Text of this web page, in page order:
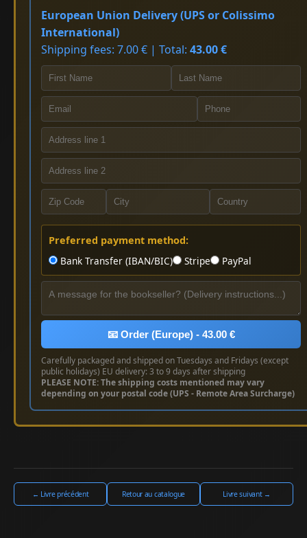
European Union Delivery (UPS or Colissimo
International)
Shipping fees: 7.00 € | Total: 43.00 €
Preferred payment method:
Bank Transfer (IBAN/BIC)
Stripe PayPal
📧 Order (Europe) - 43.00 €
Carefully packaged and shipped on Tuesdays and Fridays (except
public holidays) EU delivery: 3 to 9 days after shipping
PLEASE NOTE: The shipping costs mentioned may vary
depending on your postal code (UPS - Remote Area Surcharge)
← Livre précédent Retour au catalogue Livre suivant →